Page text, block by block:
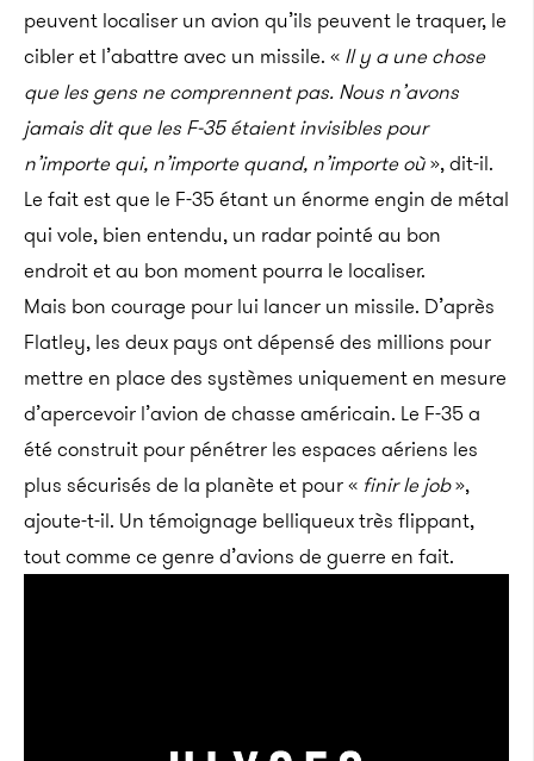
peuvent localiser un avion qu’ils peuvent le traquer, le
cibler et l’abattre avec un missile. « Il y a une chose
que les gens ne comprennent pas. Nous n’avons
jamais dit que les F-35 étaient invisibles pour
n’importe qui, n’importe quand, n’importe où», dit-il.
Le fait est que le F-35 étant un énorme engin de métal
qui vole, bien entendu, un radar pointé au bon
endroit et au bon moment pourra le localiser.
Mais bon courage pour lui lancer un missile. D’après
Flatley, les deux pays ont dépensé des millions pour
mettre en place des systèmes uniquement en mesure
d’apercevoir l’avion de chasse américain. Le F-35 a
été construit pour pénétrer les espaces aériens les
plus sécurisés de la planète et pour « finir le job»,
ajoute-t-il. Un témoignage belliqueux très flippant,
tout comme ce genre d’avions de guerre en fait.